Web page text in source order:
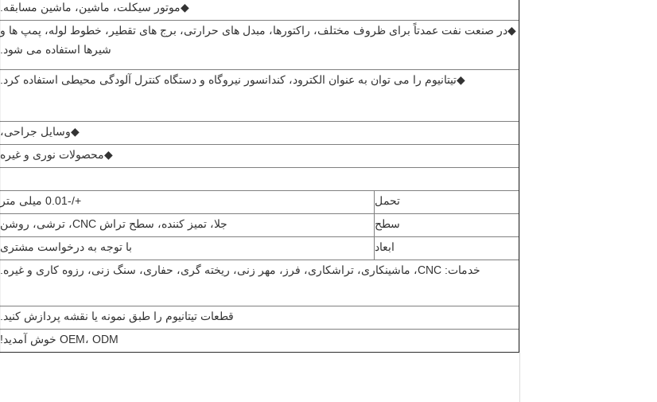
◆موتور سیکلت، ماشین، ماشین مسابقه.
◆در صنعت نفت عمدتاً برای ظروف مختلف، راکتورها، مبدل های حرارتی، برج های تقطیر، خطوط لوله، پمپ ها و
شیرها استفاده می شود.
◆تیتانیوم را می توان به عنوان الکترود، کندانسور نیروگاه و دستگاه کنترل آلودگی محیطی استفاده کرد.
◆وسایل جراحی،
◆محصولات نوری و غیره
تحمل
+/-0.01 میلی متر
سطح
جلا، تمیز کننده، سطح تراش CNC، ترشی، روشن
ابعاد
با توجه به درخواست مشتری
خدمات: CNC، ماشینکاری، تراشکاری، فرز، مهر زنی، ریخته گری، حفاری، سنگ زنی، رزوه کاری و غیره.
قطعات تیتانیوم را طبق نمونه یا نقشه پردازش کنید.
OEM، ODM خوش آمدید!